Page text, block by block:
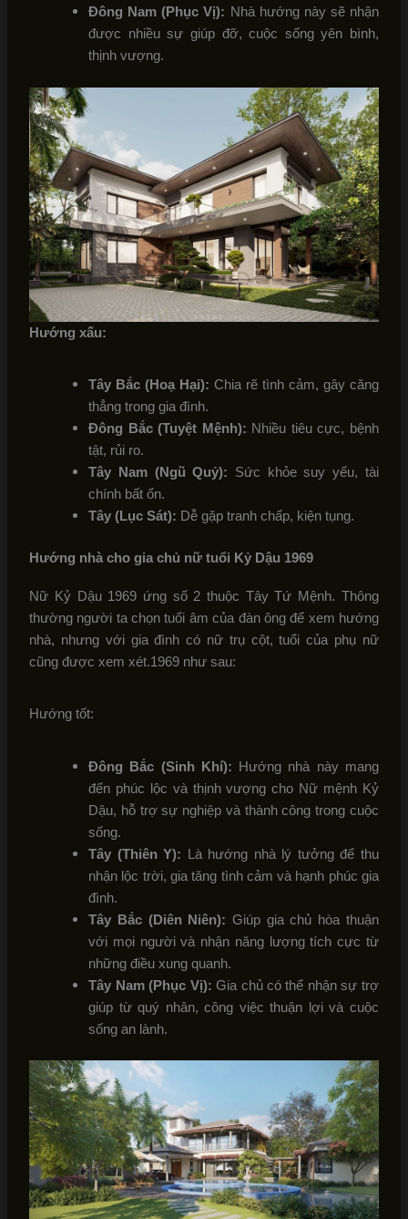
Đông Nam (Phục Vị): Nhà hướng này sẽ nhận
được nhiều sự giúp đỡ, cuộc sống yên bình,
thịnh vượng.
Hướng xấu:
Tây Bắc (Hoạ Hại): Chia rẽ tình cảm, gây căng
thẳng trong gia đình.
Đông Bắc (Tuyệt Mệnh): Nhiều tiêu cực, bệnh
tật, rủi ro.
Tây Nam (Ngũ Quỷ): Sức khỏe suy yếu, tài
chính bất ổn.
Tây (Lục Sát): Dễ gặp tranh chấp, kiện tụng.
Hướng nhà cho gia chủ nữ tuổi Kỷ Dậu 1969
Nữ Kỷ Dậu 1969 ứng số 2 thuộc Tây Tứ Mệnh. Thông
thường người ta chọn tuổi âm của đàn ông để xem hướng
nhà, nhưng với gia đình có nữ trụ cột, tuổi của phụ nữ
cũng được xem xét.1969 như sau:
Hướng tốt:
Đông Bắc (Sinh Khí): Hướng nhà này mang
đến phúc lộc và thịnh vượng cho Nữ mệnh Kỷ
Dậu, hỗ trợ sự nghiệp và thành công trong cuộc
sống.
Tây (Thiên Y): Là hướng nhà lý tưởng để thu
nhận lộc trời, gia tăng tình cảm và hạnh phúc gia
đình.
Tây Bắc (Diên Niên): Giúp gia chủ hòa thuận
với mọi người và nhận năng lượng tích cực từ
những điều xung quanh.
Tây Nam (Phục Vị):Gia chủ có thể nhận sự trợ
giúp từ quý nhân, công việc thuận lợi và cuộc
sống an lành.